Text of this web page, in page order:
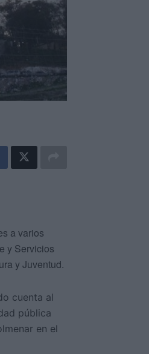
a varios
y Servicios
y Juventud.
cuenta al
pública
en el